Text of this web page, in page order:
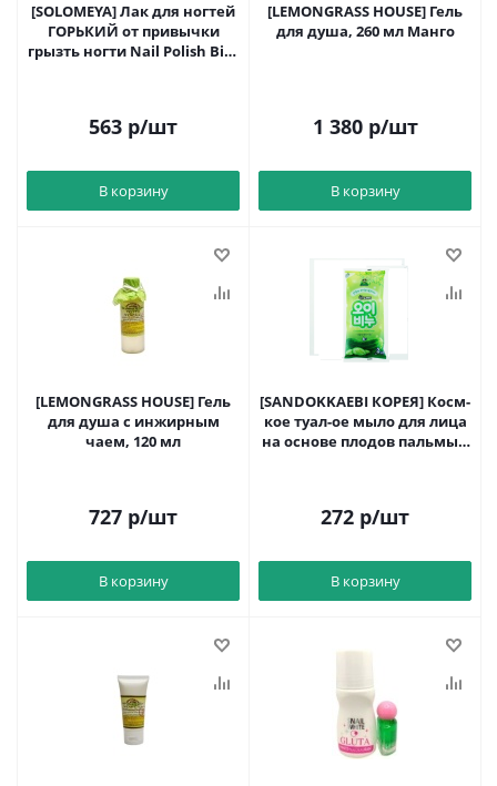
[SOLOMEYA] Лак для ногтей
ГОРЬКИЙ от привычки
грызть ногти Nail Polish Bite
563 р/шт
В корзину
[LEMONGRASS HOUSE] Гель
для душа, 260 мл Манго
1 380р/шт
В корзину
[LEMONGRASS HOUSE] Гель
для душа с инжирным
чаем, 120 мл
727 р/шт
В корзину
[SANDOKKAEBI КОРЕЯ] Косм-
кое туал-ое мыло для лица
на основе плодов пальмы с
272 р/шт
В корзину